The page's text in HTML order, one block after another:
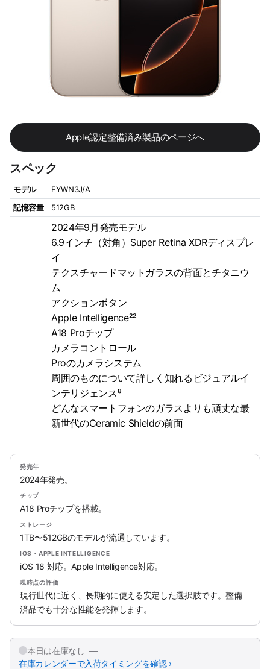
Apple認定整備済み製品のページへ
スペック
モデル
FYWN3J/A
記憶容量
512GB
2024年9月発売モデル
6.9インチ（対角）Super Retina XDRディスプレ
イ
テクスチャードマットガラスの背面とチタニウ
ム
アクションボタン
Apple Intelligence²²
A18 Proチップ
カメラコントロール
Proのカメラシステム
周囲のものについて詳しく知れるビジュアルイ
ンテリジェンス⁸
どんなスマートフォンのガラスよりも頑丈な最
新世代のCeramic Shieldの前面
発売年
2024年発売。
チップ
A18 Proチップを搭載。
ストレージ
1TB〜512GBのモデルが流通しています。
IOS・APPLE INTELLIGENCE
iOS 18 対応。Apple Intelligence対応。
現時点の評価
現行世代に近く、長期的に使える安定した選択肢です。整備
済品でも十分な性能を発揮します。
本日は在庫なし —
在庫カレンダーで入荷タイミングを確認 ›